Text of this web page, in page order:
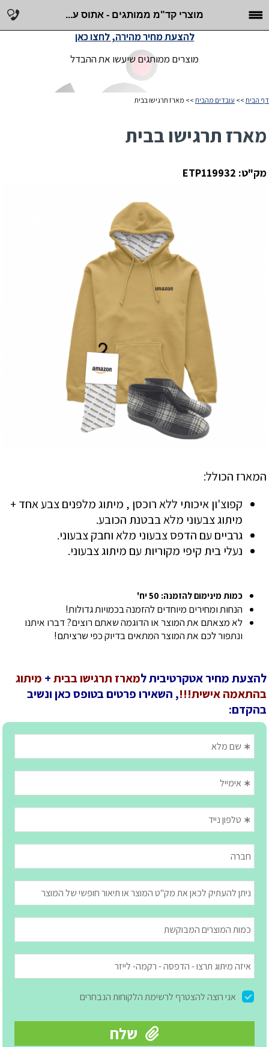
מוצרי קד"מ ממותגים - אתוס ע...
מוצרים ממותגים שיעשו את ההבדל
להצעת מחיר מהירה, לחצו כאן
דף הבית >> עובדים מהבית >> מארז תרגישו בבית
מארז תרגישו בבית
מק"ט: ETP119932
המארז הכולל:
קפוצ'ון איכותי ללא רוכסן , מיתוג מלפנים צבע אחד +
מיתוג צבעוני מלא בבטנת הכובע.
גרביים עם הדפס צבעוני מלא וחבק צבעוני.
נעלי בית קיפי מקוריות עם מיתוג צבעוני.
כמות מינימום להזמנה: 50 יח'
הנחות ומחירים מיוחדים להזמנה בכמויות גדולות!
לא מצאתם את המוצר או הדוגמה שאתם רוצים? דברו איתנו
ונתפור לכם את המוצר המתאים בדיוק כפי שרציתם!
להצעת מחיר אטקרטיבית למארז תרגישו בבית+ מיתוג
בהתאמה אישית!!!, השאירו פרטים בטופס כאן ונשיב
בהקדם: